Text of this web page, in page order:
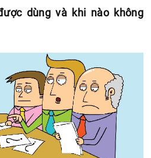
dùng và khi nào không